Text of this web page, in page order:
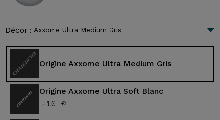
Décor : Axxome Ultra Medium Gris
Origine Axxome Ultra Medium Gris
Origine Axxome Ultra Soft Blanc
-10 €